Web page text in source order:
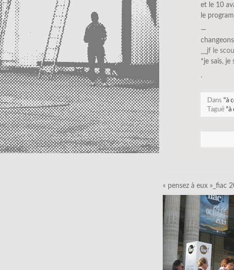
et le 10
le
—
__jf le
*je sais, je
.
Dans "à
Tagué "à
« pensez à eux »_fiac